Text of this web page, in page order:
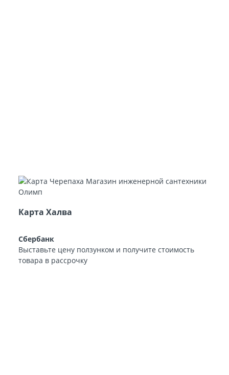
Карта Халва
Сбербанк
Выставьте цену ползунком и получите стоимость
товара в рассрочку